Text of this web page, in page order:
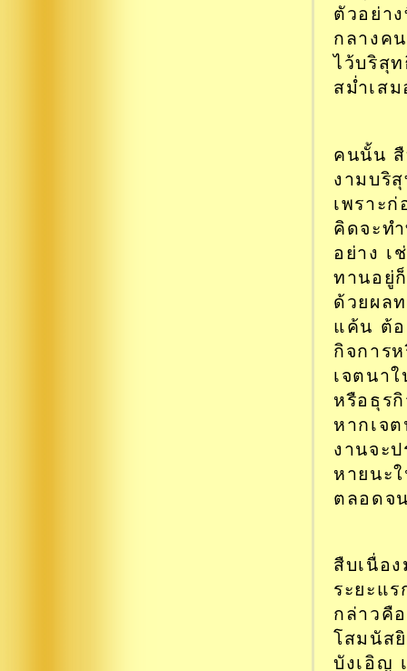
ตัวอย่า
กลางค
ไว้บริสุ
สม่ำเส
คนนั้น สื
งามบริ
เพราะ
คิดจะท
อย่าง เ
ทานอยู่
ด้วยผล
แค้น ต้อ
กิจการ
เจตนา
หรือธุร
หากเจ
งานจะ
หายนะ
ตลอดจ
สืบเนื่อ
ระยะแ
กล่าวคื
โสมนัส
บังเอิญ